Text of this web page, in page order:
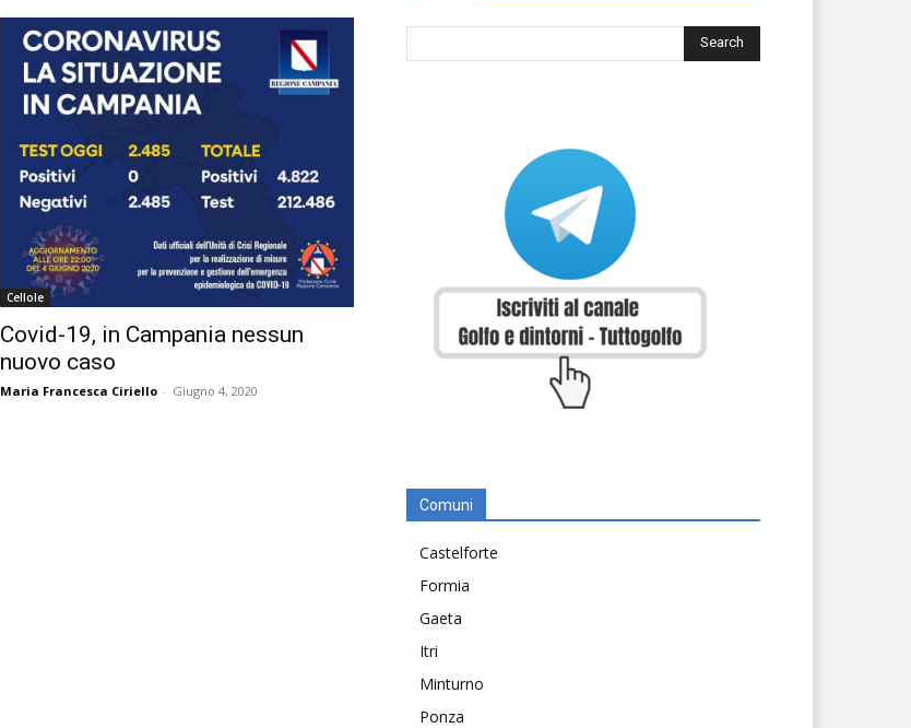
Cellole
Covid-19, in Campania nessun
nuovo caso
Maria Francesca Ciriello - Giugno 4, 2020
Comuni
Castelforte
Formia
Gaeta
Itri
Minturno
Ponza